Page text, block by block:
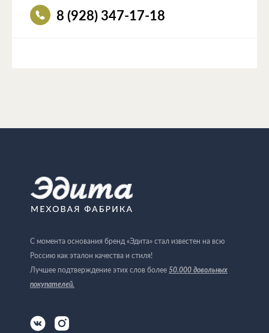
8 (928) 347-17-18
С момента основания бренд «Эдита» стал известен на всю
Россию как эталон качества и стиля!
Лучшее подтверждение этих слов более 50.000 довольных
покупателей.